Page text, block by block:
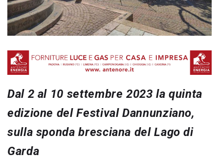
Dal 2 al 10 settembre 2023 la quinta
edizione del Festival Dannunziano,
sulla sponda bresciana del Lago di
Garda